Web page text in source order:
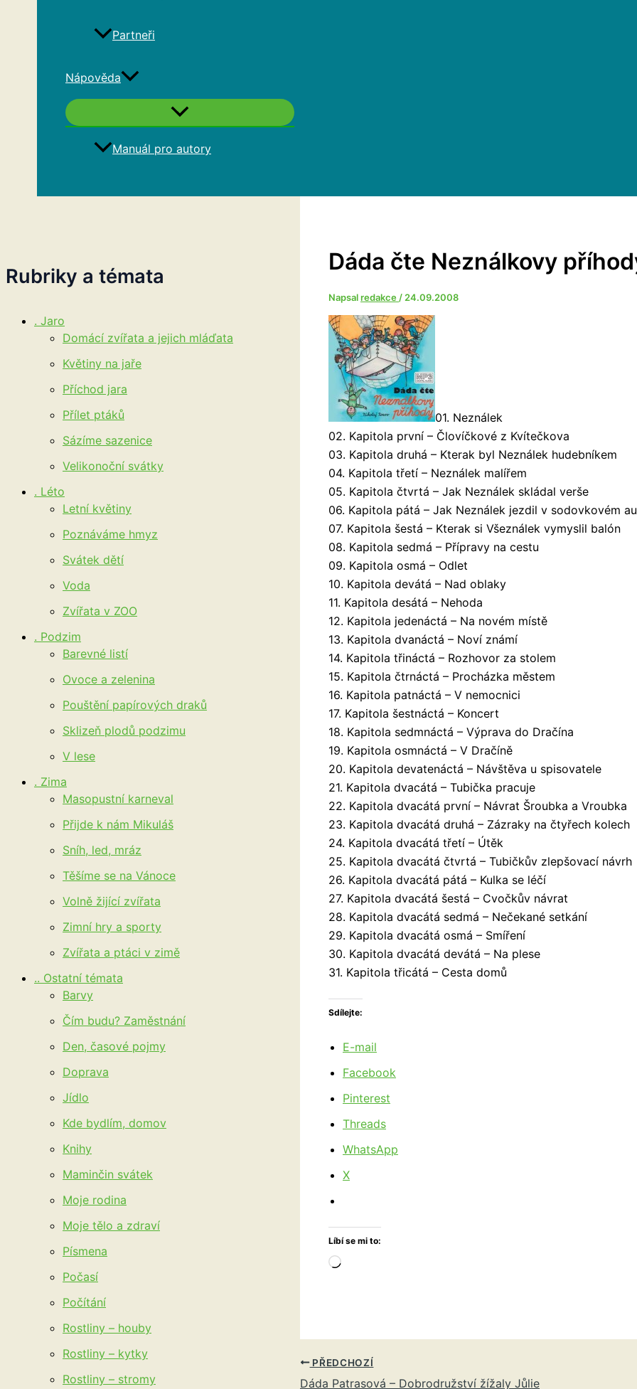
Partneři
Nápověda
Manuál pro autory
Rubriky a témata
. Jaro
Domácí zvířata a jejich mláďata
Květiny na jaře
Příchod jara
Přílet ptáků
Sázíme sazenice
Velikonoční svátky
. Léto
Letní květiny
Poznáváme hmyz
Svátek dětí
Voda
Zvířata v ZOO
. Podzim
Barevné listí
Ovoce a zelenina
Pouštění papírových draků
Sklizeň plodů podzimu
V lese
. Zima
Masopustní karneval
Přijde k nám Mikuláš
Sníh, led, mráz
Těšíme se na Vánoce
Volně žijící zvířata
Zimní hry a sporty
Zvířata a ptáci v zimě
.. Ostatní témata
Barvy
Čím budu? Zaměstnání
Den, časové pojmy
Doprava
Jídlo
Kde bydlím, domov
Knihy
Maminčin svátek
Moje rodina
Moje tělo a zdraví
Písmena
Počasí
Počítání
Rostliny – houby
Rostliny – kytky
Rostliny – stromy
Dáda čte Neználkovy
Napsalredakce / 24.09.2008
01. Neználek
02. Kapitola první – Človíčkové z Kvítečkova
03. Kapitola druhá – Kterak byl Neználek hudebníkem
04. Kapitola třetí – Neználek malířem
05. Kapitola čtvrtá – Jak Neználek skládal verše
06. Kapitola pátá – Jak Neználek jezdil v sodovkovém
07. Kapitola šestá – Kterak si Všeználek vymyslil balón
08. Kapitola sedmá – Přípravy na cestu
09. Kapitola osmá – Odlet
10. Kapitola devátá – Nad oblaky
11. Kapitola desátá – Nehoda
12. Kapitola jedenáctá – Na novém místě
13. Kapitola dvanáctá – Noví známí
14. Kapitola třináctá – Rozhovor za stolem
15. Kapitola čtrnáctá – Procházka městem
16. Kapitola patnáctá – V nemocnici
17. Kapitola šestnáctá – Koncert
18. Kapitola sedmnáctá – Výprava do Dračína
19. Kapitola osmnáctá – V Dračíně
20. Kapitola devatenáctá – Návštěva u spisovatele
21. Kapitola dvacátá – Tubička pracuje
22. Kapitola dvacátá první – Návrat Šroubka a Vroubka
23. Kapitola dvacátá druhá – Zázraky na čtyřech kolech
24. Kapitola dvacátá třetí – Útěk
25. Kapitola dvacátá čtvrtá – Tubičkův zlepšovací návrh
26. Kapitola dvacátá pátá – Kulka se léčí
27. Kapitola dvacátá šestá – Cvočkův návrat
28. Kapitola dvacátá sedmá – Nečekané setkání
29. Kapitola dvacátá osmá – Smíření
30. Kapitola dvacátá devátá – Na plese
31. Kapitola třicátá – Cesta domů
Sdílejte:
E-mail
Facebook
Pinterest
Threads
WhatsApp
X
Líbí se mi to:
Načítání…
PŘEDCHOZÍ
Dáda Patrasová – Dobrodružství žížaly Jůlie